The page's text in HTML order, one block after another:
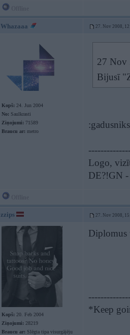
Whazaaa 27. Nov 2008,
Kopš: 24. Jun 2004
No: Saulkrasti
Ziņojumi: 71589
Braucu ar: metro
27 Nov
Bijusī
Logo,
DE?!GN -
zzips 27. Nov 2008,
Kopš: 20. Feb 2004
Ziņojumi: 28219
Braucu ar: Slēgta tipa visurgājēju
*Keep